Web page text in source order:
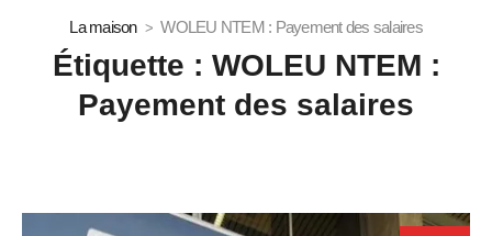
La maison WOLEU NTEM : Payement des salaires
Étiquette : WOLEU NTEM :
Payement des salaires